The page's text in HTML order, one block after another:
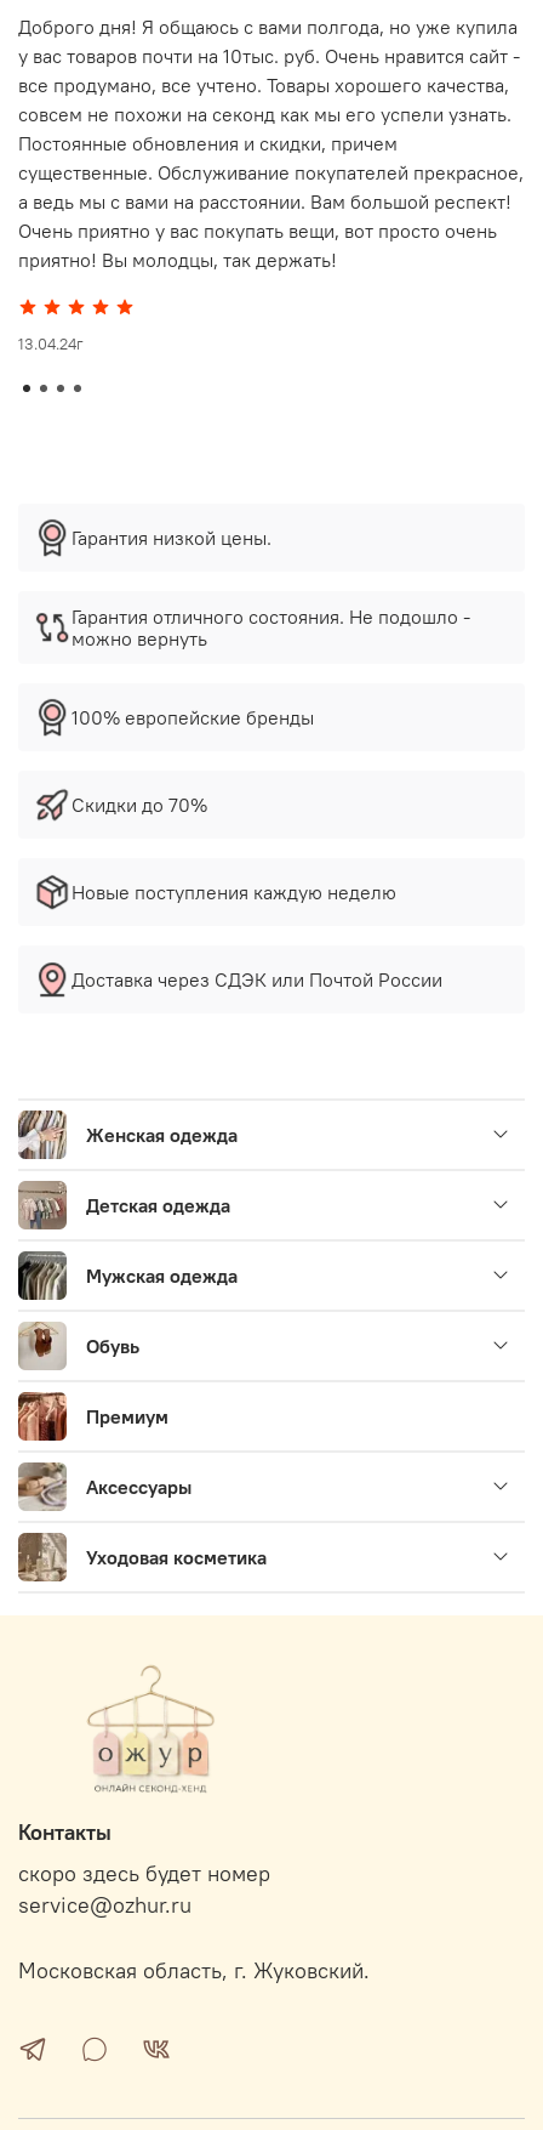
Доброго дня! Я общаюсь с вами полгода, но уже купила
у вас товаров почти на 10тыс. руб. Очень нравится сайт -
все продумано, все учтено. Товары хорошего качества,
совсем не похожи на секонд как мы его успели узнать.
Постоянные обновления и скидки, причем
существенные. Обслуживание покупателей прекрасное,
а ведь мы с вами на расстоянии. Вам большой респект!
Очень приятно у вас покупать вещи, вот просто очень
приятно! Вы молодцы, так держать!
13.04.24г
Гарантия низкой цены.
Гарантия отличного состояния. Не подошло -
можно вернуть
100% европейские бренды
Скидки до 70%
Новые поступления каждую неделю
Доставка через СДЭК или Почтой России
Женская одежда
Детская одежда
Мужская одежда
Обувь
Премиум
Аксессуары
Уходовая косметика
Контакты
скоро здесь будет номер
service@ozhur.ru
Московская область, г. Жуковский.